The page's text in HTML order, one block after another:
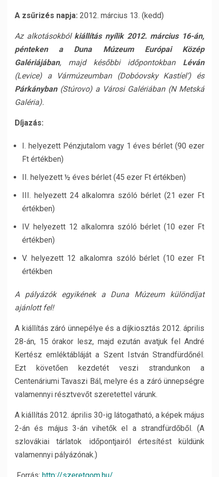
A zsűrizés napja: 2012. március 13. (kedd)
Az alkotásokból kiállítás nyílik 2012. március 16-án,
pénteken a Duna Múzeum Európai Közép
Galériájában, majd későbbi időpontokban Léván
(Levice) a Vármúzeumban (Dobóovsky Kastíel’) és
Párkányban(Stúrovo) a Városi Galériában (N Metská
Galéria).
Díjazás:
I. helyezett Pénzjutalom vagy 1 éves bérlet (90 ezer
Ft értékben)
II. helyezett ½ éves bérlet (45 ezer Ft értékben)
III. helyezett 24 alkalomra szóló bérlet (21 ezer Ft
értékben)
IV. helyezett 12 alkalomra szóló bérlet (10 ezer Ft
értékben)
V. helyezett 12 alkalomra szóló bérlet (10 ezer Ft
értékben
A pályázók egyikének a Duna Múzeum különdíjat
ajánlott fel!
A kiállítás záró ünnepélye és a díjkiosztás 2012. április
28-án, 15 órakor lesz, majd ezután avatjuk fel André
Kertész emléktábláját a Szent István Strandfürdőnél.
Ezt követően kezdetét veszi strandunkon a
Centenáriumi Tavaszi Bál, melyre és a záró ünnepségre
valamennyi résztvevőt szeretettel várunk.
A kiállítás 2012. április 30-ig látogatható, a képek május
2-án és május 3-án vihetők el a strandfürdőből. (A
szlovákiai tárlatok időpontjairól értesítést küldünk
valamennyi pályázónak.)